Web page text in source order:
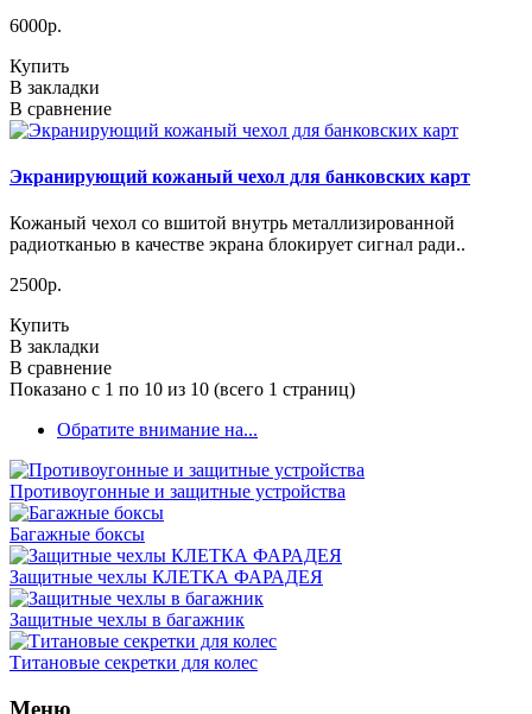
6000р.
Купить
В закладки
В сравнение
Экранирующий кожаный чехол для банковских карт
Кожаный чехол со вшитой внутрь металлизированной
радиотканью в качестве экрана блокирует сигнал ради..
2500р.
Купить
В закладки
В сравнение
Показано с 1 по 10 из 10 (всего 1 страниц)
Обратите внимание на...
Противоугонные и защитные устройства
Багажные боксы
Защитные чехлы КЛЕТКА ФАРАДЕЯ
Защитные чехлы в багажник
Титановые секретки для колес
Меню